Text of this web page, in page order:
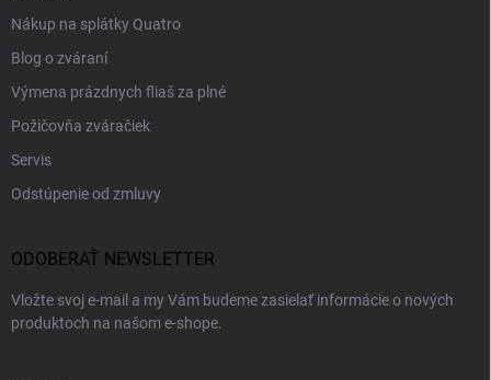
Nákup na splátky Quatro
Blog o zváraní
Výmena prázdnych fliaš za plné
Požičovňa zváračiek
Servis
Odstúpenie od zmluvy
ODOBERAŤ NEWSLETTER
Vložte svoj e-mail a my Vám budeme zasielať informácie o nových
produktoch na našom e-shope.